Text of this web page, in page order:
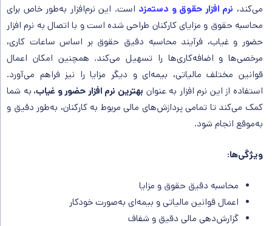
می‌کند، نرم‌ افزار حقوق و دستمزد است. این نرم‌افزار به‌طور خاص برای
محاسبه حقوق و مزایای کارکنان طراحی شده است و با اتصال به نرم‌ افزار
حضور و غیاب، فرآیند محاسبه دقیق حقوق بر اساس ساعات کاری،
مرخصی‌ها و اضافه‌کاری‌ها را تسهیل می‌کند. همچنین امکان اعمال
قوانین مختلف مالیاتی، بیمه‌ای و دیگر مزایا را نیز فراهم می‌آورد.
استفاده از این نرم‌ افزار به عنوان بهترین نرم افزار حضور و غیاب، به شما
کمک می‌کند تا تمامی پردازش‌های مالی مربوط به کارکنان، به‌طور دقیق و
به‌موقع انجام شود.
ویژگی‌ها:
محاسبه دقیق حقوق و مزایا
اعمال قوانین مالیاتی و بیمه‌ای به‌صورت خودکار
گزارش‌دهی مالی دقیق و شفاف